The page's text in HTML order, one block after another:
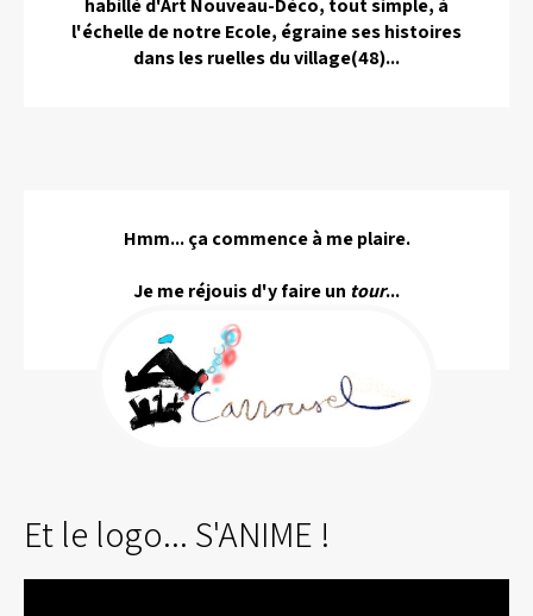
habillé d'Art Nouveau-Déco, tout simple, à
l'échelle de notre Ecole, égraine ses histoires
dans les ruelles du village(48)...
Hmm... ça commence à me plaire.
Je me réjouis d'y faire un tour...
Et le logo... S'ANIME !